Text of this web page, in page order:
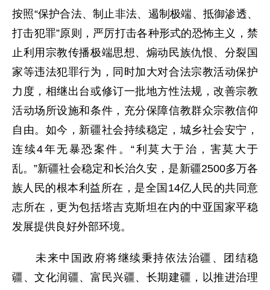
按照“保护合法、制止非法、遏制极端、抵御渗透、
打击犯罪”原则，严厉打击各种形式的恐怖主义，禁
止利用宗教传播极端思想、煽动民族仇恨、分裂国
家等违法犯罪行为，同时加大对合法宗教活动保护
力度，相继出台或修订一批地方性法规，改善宗教
活动场所设施和条件，充分保障信教群众宗教信仰
自由。如今，新疆社会持续稳定，城乡社会安宁，
连续4年无暴恐案件。“利莫大于治，害莫大于
乱。”新疆社会稳定和长治久安，是新疆2500多万各
族人民的根本利益所在，是全国14亿人民的共同意
志所在，更为包括塔吉克斯坦在内的中亚国家平稳
发展提供良好外部环境。
未来中国政府将继续秉持依法治疆、团结稳
疆、文化润疆、富民兴疆、长期建疆，以推进治理